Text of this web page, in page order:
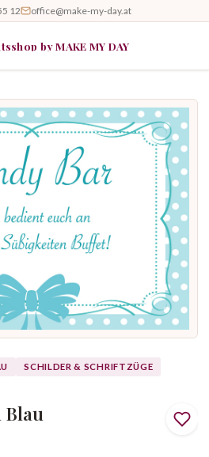
12 office@make-my-day.at
by MAKE MY DAY
SCHILDER & SCHRIFTZÜGE
Blau